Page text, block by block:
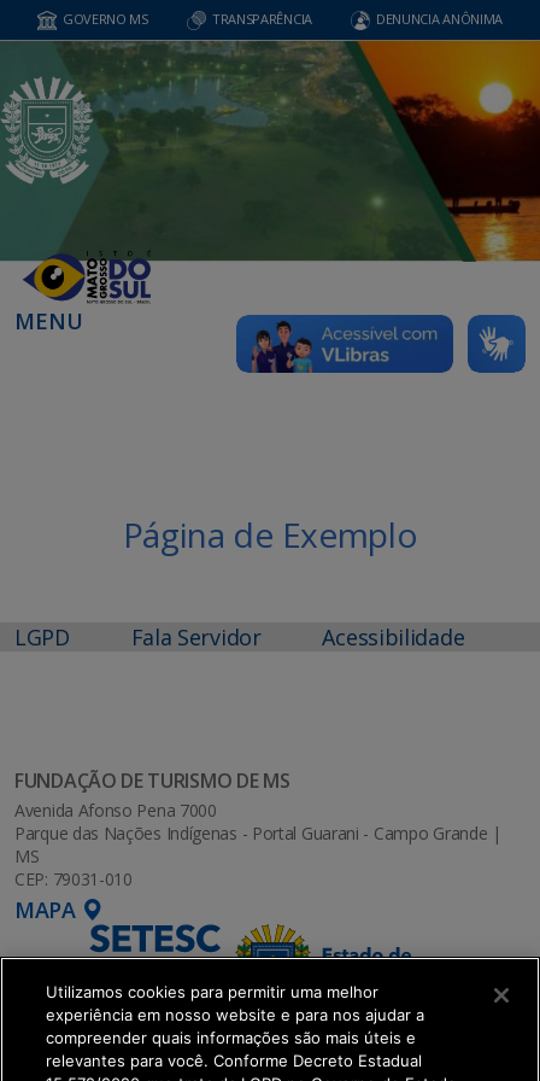
GOVERNO MS TRANSPARÊNCIA DENUNCIA ANÔNIMA
MENU
Página de Exemplo
LGPD Fala Servidor Acessibilidade
FUNDAÇÃO DE TURISMO DE MS
Avenida Afonso Pena 7000
Parque das Nações Indígenas - Portal Guarani - Campo Grande |
MS
CEP: 79031-010
MAPA
Utilizamos cookies para permitir uma melhor
experiência em nosso website e para nos ajudar a
compreender quais informações são mais úteis e
relevantes para você. Conforme Decreto Estadual